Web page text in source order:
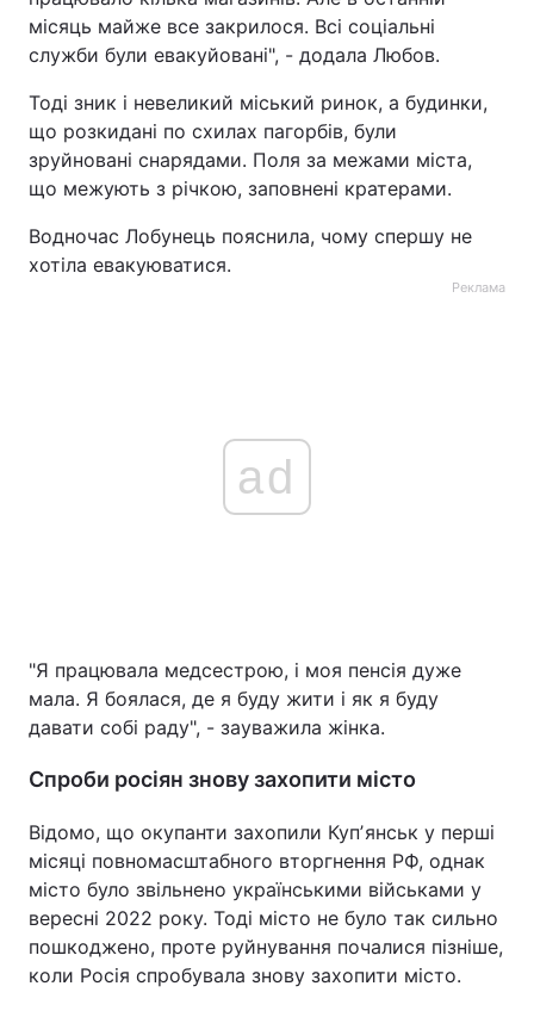
місяць майже все закрилося. Всі соціальні
служби були евакуйовані", - додала Любов.
Тоді зник і невеликий міський ринок, а будинки,
що розкидані по схилах пагорбів, були
зруйновані снарядами. Поля за межами міста,
що межують з річкою, заповнені кратерами.
Водночас Лобунець пояснила, чому спершу не
хотіла евакуюватися.
Реклама
ad
"Я працювала медсестрою, і моя пенсія дуже
мала. Я боялася, де я буду жити і як я буду
давати собі раду", - зауважила жінка.
Спроби росіян знову захопити місто
Відомо, що окупанти захопили Купʼянськ у перші
місяці повномасштабного вторгнення РФ, однак
місто було звільнено українськими військами у
вересні 2022 року. Тоді місто не було так сильно
пошкоджено, проте руйнування почалися пізніше,
коли Росія спробувала знову захопити місто.